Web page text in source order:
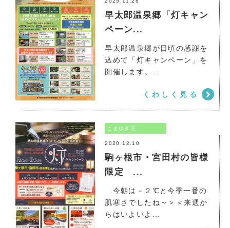
こまゆき荘
早太郎温泉郷「灯キャン
ペーン...
早太郎温泉郷が日頃の感謝を
込めて「灯キャンペーン」を
開催します。...
くわしく見る
こまゆき荘
こまゆき荘
2020.12.10
駒ヶ根市・宮田村の皆様
限定 ...
今朝は－２℃と今季一番の
肌寒さでしたね～＞＜来週か
らはいよいよ...